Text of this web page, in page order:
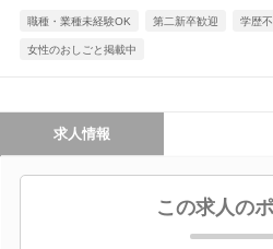
職種・業種未経験OK 第二新卒歓迎 学歴
女性のおしごと掲載中
求人情報
この求人の